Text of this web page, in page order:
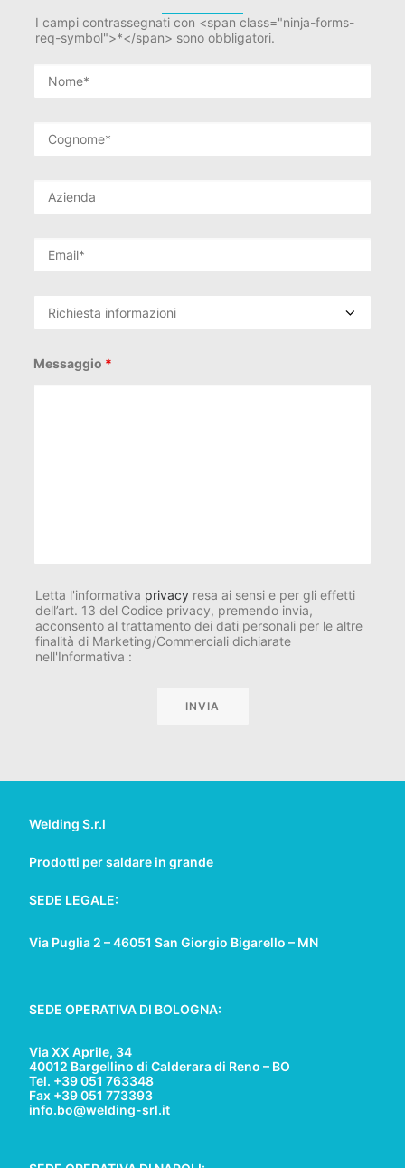
I campi contrassegnati con <span class="ninja-forms-
req-symbol">*</span> sono obbligatori.
Messaggio *
Letta l'informativa privacy resa ai sensi e per gli effetti
dell’art. 13 del Codice privacy, premendo invia,
acconsento al trattamento dei dati personali per le altre
finalità di Marketing/Commerciali dichiarate
nell'Informativa :
Welding S.r.l
Prodotti per saldare in grande
SEDE LEGALE:
Via Puglia 2 – 46051 San Giorgio Bigarello – MN
SEDE OPERATIVA DI BOLOGNA:
Via XX Aprile, 34
40012 Bargellino di Calderara di Reno – BO
Tel. +39 051 763348
Fax +39 051 773393
info.bo@welding-srl.it